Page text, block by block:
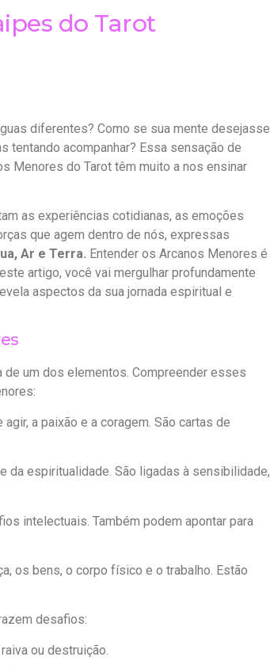
do Tarot
diferentes? Como se sua mente desejasse
tentando acompanhar? Essa sensação de
Menores do Tarot têm muito a nos ensinar
as experiências cotidianas, as emoções
que agem dentro de nós, expressas
Ar e Terra. Entender os Arcanos Menores é
artigo, você vai mergulhar profundamente
aspectos da sua jornada espiritual e
de um dos elementos. Compreender esses
a paixão e a coragem. São cartas de
da espiritualidade. São ligadas à sensibilidade,
intelectuais. Também podem apontar para
os bens, o corpo físico e o trabalho. Estão
desafios:
ou destruição.